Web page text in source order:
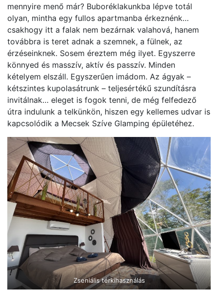
mennyire menő már? Buboréklakunkba lépve totál
olyan, mintha egy fullos apartmanba érkeznénk…
csakhogy itt a falak nem bezárnak valahová, hanem
továbbra is teret adnak a szemnek, a fülnek, az
érzéseinknek. Sosem éreztem még ilyet. Egyszerre
könnyed és masszív, aktív és passzív. Minden
kételyem elszáll. Egyszerűen imádom. Az ágyak –
kétszintes kupolasátrunk – teljesértékű szundításra
invitálnak… eleget is fogok tenni, de még felfedező
útra indulunk a telkünkön, hiszen egy kellemes udvar is
kapcsolódik a Mecsek Szíve Glamping épületéhez.
Zseniális térkihasználás